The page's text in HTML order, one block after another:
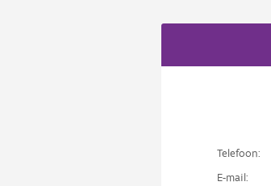
Telefoon:
E-mail: